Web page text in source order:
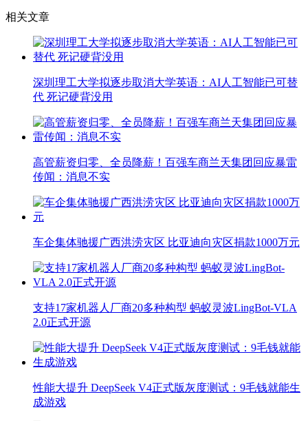
相关文章
深圳理工大学拟逐步取消大学英语：AI人工智能已可替
代 死记硬背没用
高管薪资归零、全员降薪！百强车商兰天集团回应暴雷
传闻：消息不实
车企集体驰援广西洪涝灾区 比亚迪向灾区捐款1000万元
支持17家机器人厂商20多种构型 蚂蚁灵波LingBot-VLA
2.0正式开源
性能大提升 DeepSeek V4正式版灰度测试：9毛钱就能生
成游戏